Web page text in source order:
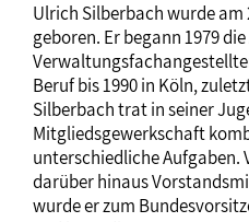
Ulrich Silberbach wurde am
geboren. Er begann 1979
Beruf bis 1990 in Köln,
Silberbach trat in seiner
Mitgliedsgewerkschaft
unterschiedliche Aufgaben.
darüber hinaus
wurde er zum